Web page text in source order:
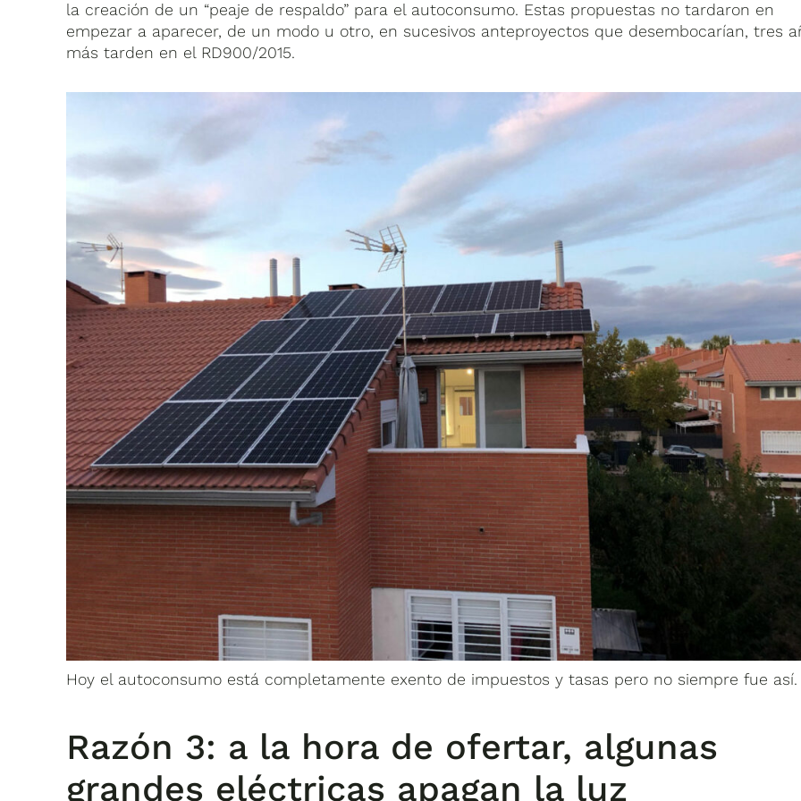
la creación de un “peaje de respaldo” para el autoconsumo. Estas propuestas no tardaron en
empezar a aparecer, de un modo u otro, en sucesivos anteproyectos que desembocarían, tres
más tarden en el RD900/2015.
Hoy el autoconsumo está completamente exento de impuestos y tasas pero no siempre fue así.
Razón 3: a la hora de ofertar, algunas
grandes eléctricas apagan la luz